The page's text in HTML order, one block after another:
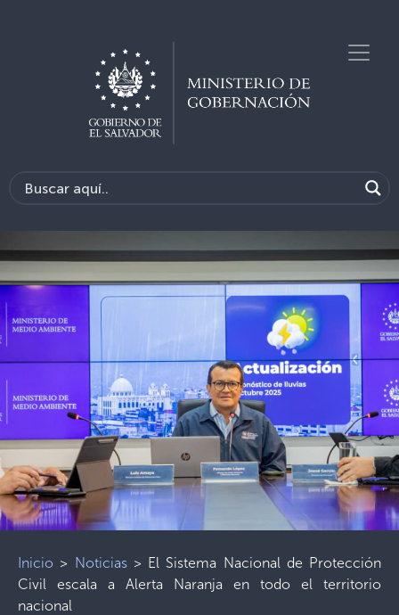
Inicio > Noticias> El Sistema Nacional de Protección
Civil escala a Alerta Naranja en todo el territorio
nacional